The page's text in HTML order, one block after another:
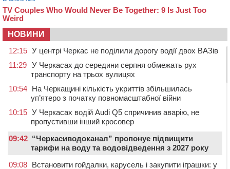
НОВИНИ
12:15 У центрі Черкас не поділили дорогу водії двох ВАЗів
11:29 У Черкасах до середини серпня обмежать рух
транспорту на трьох вулицях
10:54 На Черкащині кількість укриттів збільшилась
уп’ятеро з початку повномасштабної війни
10:15 У Черкасах водій Audi Q5 спричинив аварію, не
пропустивши інший кросовер
09:42 “Черкасиводоканал” пропонує підвищити
тарифи на воду та водовідведення з 2027 року
09:08 Встановити гойдалки, карусель і закупити іграшки: у